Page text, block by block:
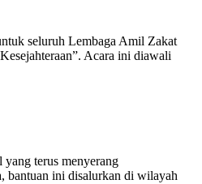
seluruh Lembaga Amil Zakat
Acara ini diawali
terus menyerang
bantuan ini disalurkan di wilayah